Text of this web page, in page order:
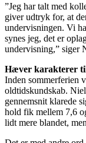
”Jeg har talt med
giver udtryk for, at
undervisningen. Vi
synes jeg, det er
undervisning,” siger
Hæver karakterer
Inden sommerferien
oldtidskundskab.
gennemsnit klarede
hold fik mellem 7,6
lidt mere blandet,